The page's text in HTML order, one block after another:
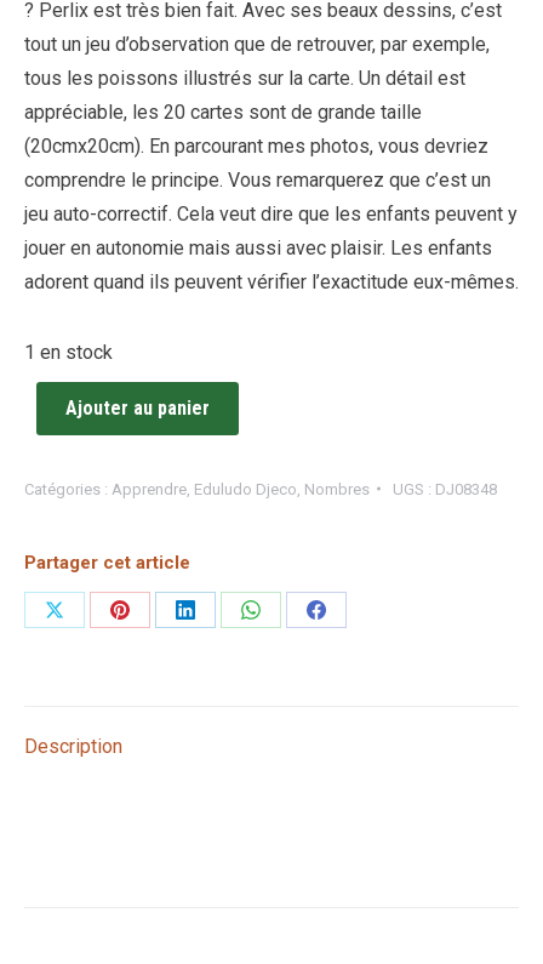
? Perlix est très bien fait. Avec ses beaux dessins, c’est
tout un jeu d’observation que de retrouver, par exemple,
tous les poissons illustrés sur la carte. Un détail est
appréciable, les 20 cartes sont de grande taille
(20cmx20cm). En parcourant mes photos, vous devriez
comprendre le principe. Vous remarquerez que c’est un
jeu auto-correctif. Cela veut dire que les enfants peuvent y
jouer en autonomie mais aussi avec plaisir. Les enfants
adorent quand ils peuvent vérifier l’exactitude eux-mêmes.
1 en stock
Ajouter au panier
Catégories : Apprendre Eduludo Djeco Nombres UGS : DJ08348
Partager cet article
PartagerPartagerPartagerPartagerPartager
Description